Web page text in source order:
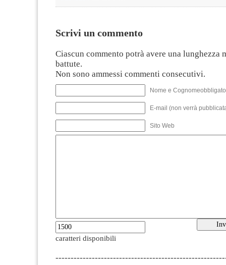
Scrivi un commento
Ciascun commento potrà avere una lunghezza
battute.
Non sono ammessi commenti consecutivi.
Nome e
E-mail (non verrà
Sito Web
caratteri disponibili